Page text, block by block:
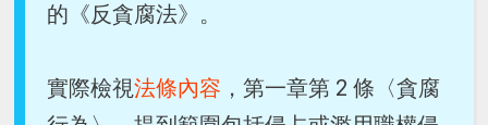
的《反貪腐法》。
實際檢視法條內容 ，第一章第 2 條〈貪腐